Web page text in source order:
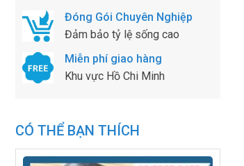
Đóng Gói Chuyên Nghiệp
Đảm bảo tỷ lệ sống cao
Miễn phí giao hàng
Khu vực Hồ Chi Minh
CÓ THỂ BẠN THÍCH